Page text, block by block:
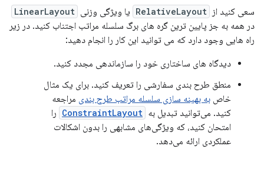
سعی کنید از
RelativeLayout یا ویژگی وزنی LinearLayout
در همه به جز پایین ترین گره های برگ سلسله مراتب اجتناب کنید. در زیر
راه هایی وجود دارد که می توانید این کار را انجام دهید:
دیدگاه های ساختاری خود را سازماندهی مجدد کنید.
منطق طرح بندی سفارشی را تعریف کنید. برای یک مثال
خاص به بهینه سازی سلسله مراتب طرح بندی مراجعه
کنید. می‌توانید تبدیل به ConstraintLayout را
امتحان کنید، که ویژگی‌های مشابهی را بدون اشکالات
عملکردی ارائه می‌دهد.